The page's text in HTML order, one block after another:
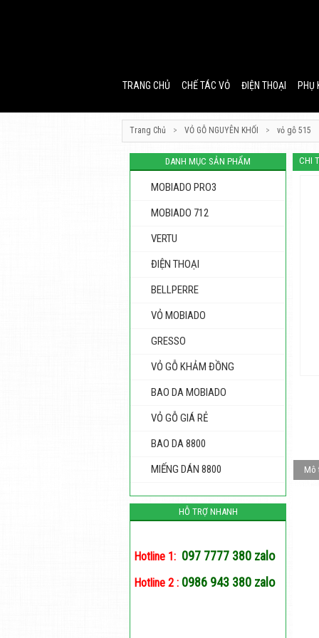
TRANG CHỦ CHẾ TÁC VỎ ĐIỆN THOẠI PHỤ
Trang Chủ > VỎ GỖ NGUYÊN KHỐI > vỏ gỗ 515
DANH MỤC SẢN PHẨM
MOBIADO PRO3
MOBIADO 712
VERTU
ĐIỆN THOẠI
BELLPERRE
VỎ MOBIADO
GRESSO
VỎ GỖ KHẢM ĐỒNG
BAO DA MOBIADO
VỎ GỖ GIÁ RẺ
BAO DA 8800
MIẾNG DÁN 8800
HỖ TRỢ NHANH
Hotline 1: 097 7777 380 zalo
Hotline 2 : 0986 943 380 zalo
CHI
Mô